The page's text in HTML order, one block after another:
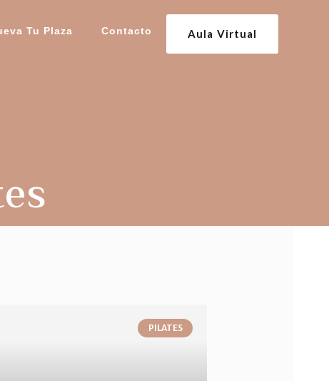
Tu Plaza Contacto Aula Virtual
PILATES